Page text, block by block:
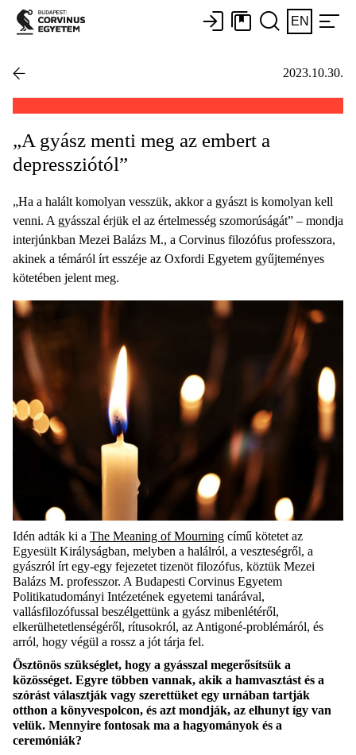
EN
2023.10.30.
„A gyász menti meg az embert a
depressziótól”
„Ha a halált komolyan vesszük, akkor a gyászt is komolyan kell
venni. A gyásszal érjük el az értelmesség szomorúságát” – mondja
interjúnkban Mezei Balázs M., a Corvinus filozófus professzora,
akinek a témáról írt esszéje az Oxfordi Egyetem gyűjteményes
kötetében jelent meg.
Idén adták ki a The Meaning of Mourning című kötetet az
Egyesült Királyságban, melyben a halálról, a veszteségről, a
gyászról írt egy-egy fejezetet tizenöt filozófus, köztük Mezei
Balázs M. professzor. A Budapesti Corvinus Egyetem
Politikatudományi Intézetének egyetemi tanárával,
vallásfilozófussal beszélgettünk a gyász mibenlétéről,
elkerülhetetlenségéről, rítusokról, az Antigoné-problémáról, és
arról, hogy végül a rossz a jót tárja fel.
Ösztönös szükséglet, hogy a gyásszal megerősítsük a
közösséget. Egyre többen vannak, akik a hamvasztást és a
szórást választják vagy szerettüket egy urnában tartják
otthon a könyvespolcon, és azt mondják, az elhunyt így van
velük. Mennyire fontosak ma a hagyományok és a
ceremóniák?